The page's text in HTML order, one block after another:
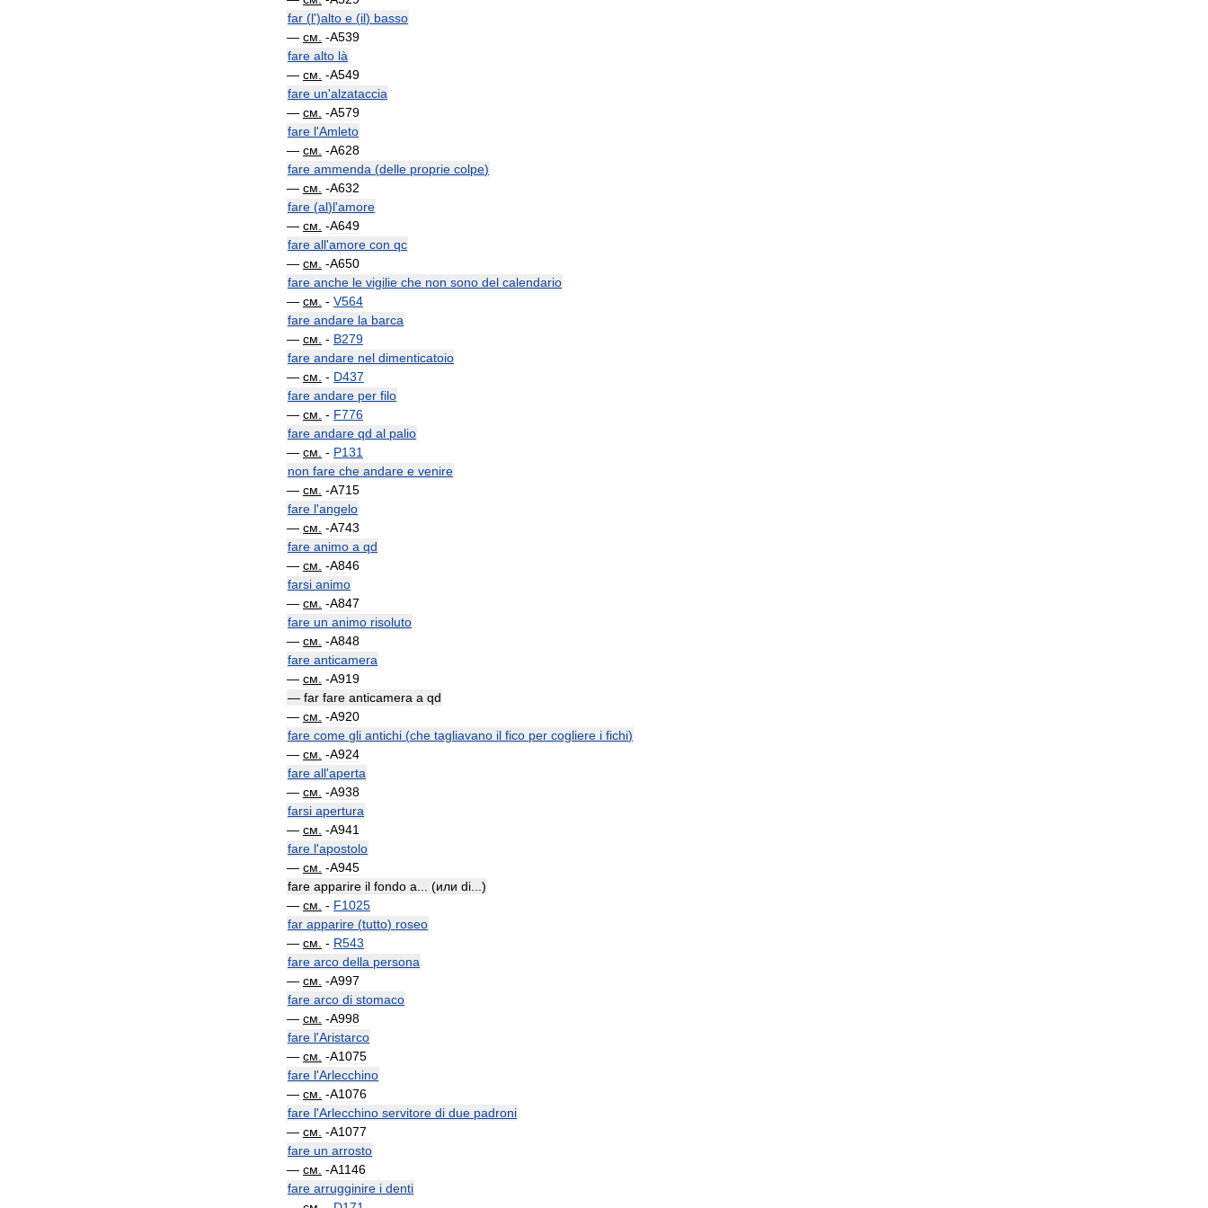
far (l')alto e (il) basso
— см -A539
fare alto là
— см -A549
fare un'alzataccia
— см -A579
fare l'Amleto
— см -A628
fare ammenda (delle proprie colpe)
— см -A632
fare (al)l'amore
— см -A649
fare all'amore con qc
— см -A650
fare anche le vigilie che non sono del calendario
— см - V564
fare andare la barca
— см - B279
fare andare nel dimenticatoio
— см - D437
fare andare per filo
— см - F776
fare andare qd al palio
— см - P131
non fare che andare e venire
— см -A715
fare l'angelo
— см -A743
fare animo a qd
— см -A846
farsi animo
— см -A847
fare un animo risoluto
— см -A848
fare anticamera
— см -A919
— far fare anticamera a qd
— см -A920
fare come gli antichi (che tagliavano il fico per cogliere i fichi)
— см -A924
fare all'aperta
— см -A938
farsi apertura
— см -A941
fare l'apostolo
— см -A945
fare apparire il fondo a ... (или di ...)
— см - F1025
far apparire (tutto) roseo
— см - R543
fare arco della persona
— см -A997
fare arco di stomaco
— см -A998
fare l'Aristarco
— см -A1075
fare l'Arlecchino
— см -A1076
fare l'Arlecchino servitore di due padroni
— см -A1077
fare un arrosto
— см -A1146
fare arrugginire i denti